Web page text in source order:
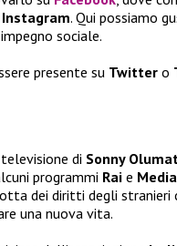
Instagram. Qui possiamo
sociale.
presente su Twitter o
di Sonny
programmi Rai e
dei diritti degli stranieri
una nuova vita.